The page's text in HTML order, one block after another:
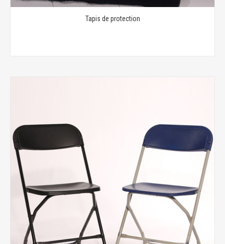
Tapis de protection